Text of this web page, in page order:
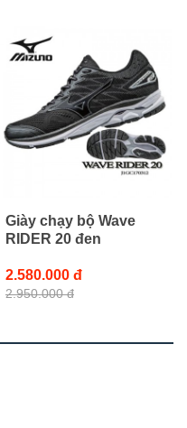
Giày chạy bộ Wave
RIDER 20 đen
2.580.000 đ
2.950.000 đ